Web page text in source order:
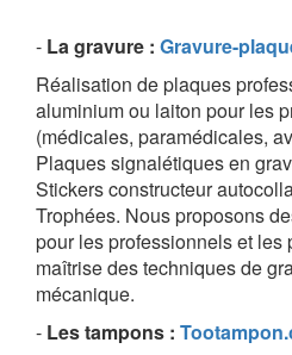
- La gravure : Gravure-
Réalisation de plaques
aluminium ou laiton pour les
(médicales, paramédicales,
Plaques signalétiques en
Stickers constructeur
Trophées. Nous proposons
pour les professionnels et les
maîtrise des techniques de
mécanique.
- Les tampons :